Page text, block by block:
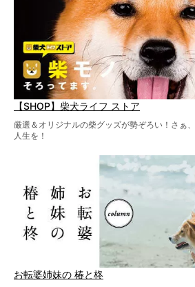
【SHOP】柴犬ライフ ストア
厳選＆オリジナルの柴グッズが勢ぞろい！さぁ
人生を！
お転婆姉妹の 椿と柊